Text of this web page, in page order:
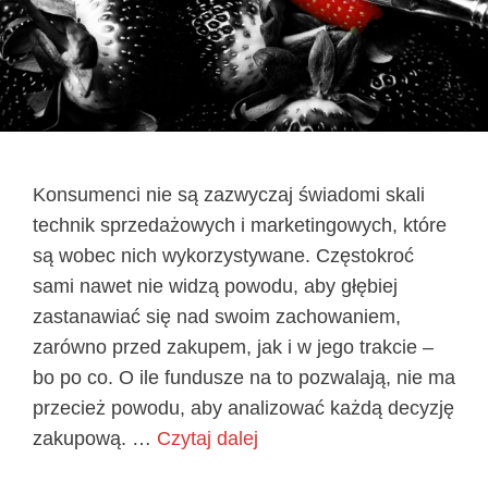
Konsumenci nie są zazwyczaj świadomi skali
technik sprzedażowych i marketingowych, które
są wobec nich wykorzystywane. Częstokroć
sami nawet nie widzą powodu, aby głębiej
zastanawiać się nad swoim zachowaniem,
zarówno przed zakupem, jak i w jego trakcie –
bo po co. O ile fundusze na to pozwalają, nie ma
przecież powodu, aby analizować każdą decyzję
zakupową. … Czytaj dalej